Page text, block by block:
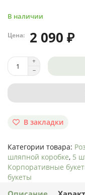
В наличии
Цена: 2 090 ₽
В закладки
Категории товара:
шляпной коробке, 5
Корпоративные
букеты